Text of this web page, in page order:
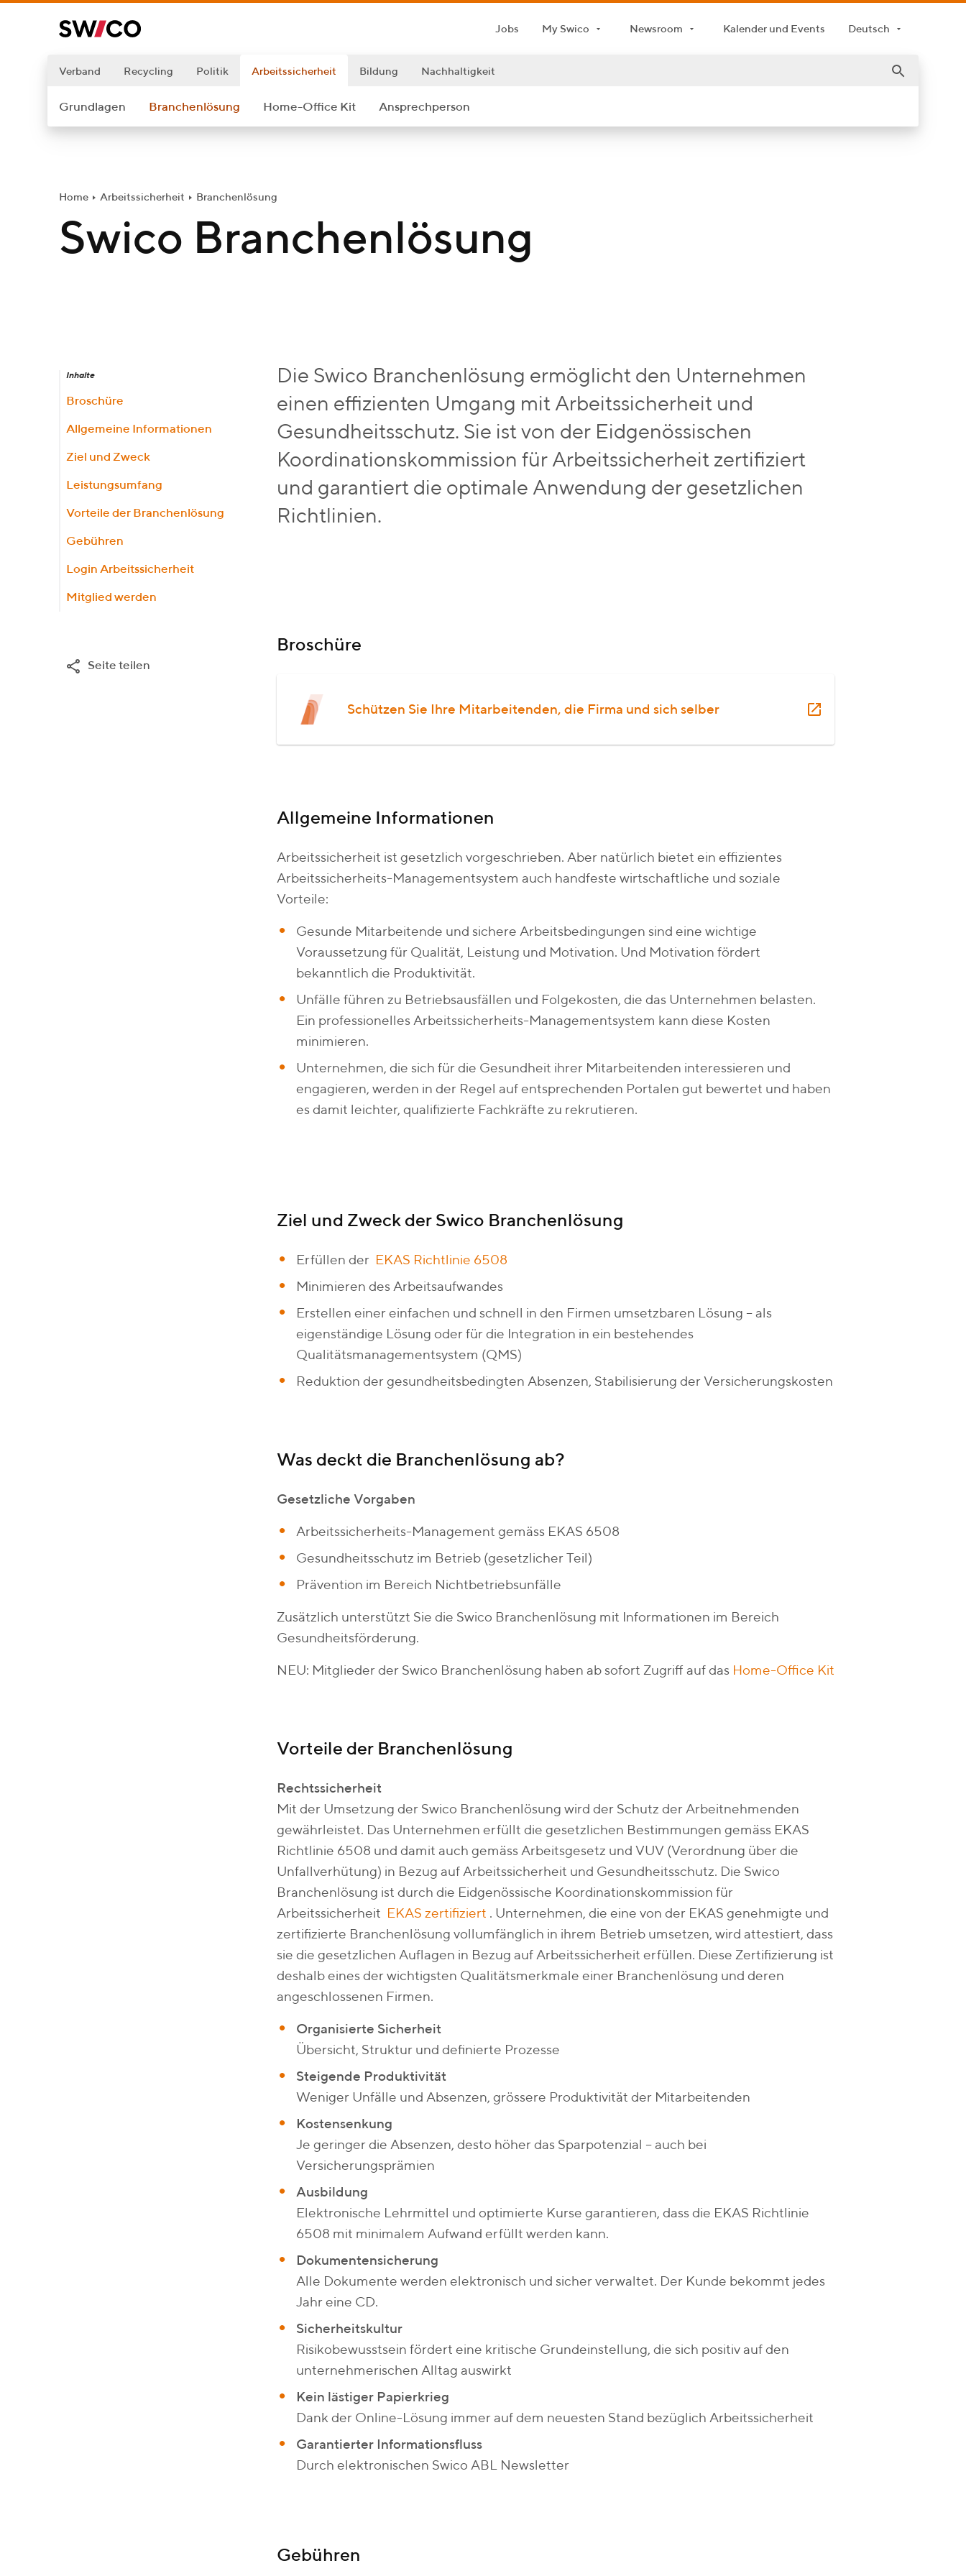
Jobs My Swico Newsroom Kalender und Events Deutsch
Verband Recycling Politik Arbeitssicherheit
Grundlagen Branchenlösung Home-Office Kit An­sprech­per­son
Bildung Nachhaltigkeit
Home Arbeitssicherheit Branchenlösung
Swico Branchenlösung
Inhalte
Broschüre
Allgemeine Informationen
Ziel und Zweck
Leistungsumfang
Vorteile der Branchenlösung
Gebühren
Login Arbeitssicherheit
Mitglied werden
Seite teilen
Die Swico Branchenlösung ermöglicht den Unternehmen
einen effizienten Umgang mit Arbeitssicherheit und
Gesundheitsschutz. Sie ist von der Eidgenössischen
Koordinationskommission für Arbeitssicherheit zertifiziert
und garantiert die optimale Anwendung der gesetzlichen
Richtlinien.
Broschüre
Schützen Sie Ihre Mitarbeitenden, die Firma und sich selber
Allgemeine Informationen
Arbeitssicherheit ist gesetzlich vorgeschrieben. Aber natürlich bietet ein effizientes
Arbeitssicherheits-Managementsystem auch handfeste wirtschaftliche und soziale
Vorteile:
Gesunde Mitarbeitende und sichere Arbeitsbedingungen sind eine wichtige
Voraussetzung für Qualität, Leistung und Motivation. Und Motivation fördert
bekanntlich die Produktivität.
Unfälle führen zu Betriebsausfällen und Folgekosten, die das Unternehmen belasten.
Ein professionelles Arbeitssicherheits-Managementsystem kann diese Kosten
minimieren.
Unternehmen, die sich für die Gesundheit ihrer Mitarbeitenden interessieren und
engagieren, werden in der Regel auf entsprechenden Portalen gut bewertet und haben
es damit leichter, qualifizierte Fachkräfte zu rekrutieren.
Ziel und Zweck der Swico Branchenlösung
Erfüllen der EKAS Richtlinie 6508
Minimieren des Arbeitsaufwandes
Erstellen einer einfachen und schnell in den Firmen umsetzbaren Lösung – als
eigenständige Lösung oder für die Integration in ein bestehendes
Qualitätsmanagementsystem (QMS)
Reduktion der gesundheitsbedingten Absenzen, Stabilisierung der Versicherungskosten
Was deckt die Branchenlösung ab?
Gesetzliche Vorgaben
Arbeitssicherheits-Management gemäss EKAS 6508
Gesundheitsschutz im Betrieb (gesetzlicher Teil)
Prävention im Bereich Nichtbetriebsunfälle
Zusätzlich unterstützt Sie die Swico Branchenlösung mit Informationen im Bereich
Gesundheitsförderung.
NEU: Mitglieder der Swico Branchenlösung haben ab sofort Zugriff auf das Home-Office Kit
Vorteile der Branchenlösung
Rechtssicherheit
Mit der Umsetzung der Swico Branchenlösung wird der Schutz der Arbeitnehmenden
gewährleistet. Das Unternehmen erfüllt die gesetzlichen Bestimmungen gemäss EKAS
Richtlinie 6508 und damit auch gemäss Arbeitsgesetz und VUV (Verordnung über die
Unfallverhütung) in Bezug auf Arbeitssicherheit und Gesundheitsschutz. Die Swico
Branchenlösung ist durch die Eidgenössische Koordinationskommission für
Arbeitssicherheit
EKAS zertifiziert . Unternehmen, die eine von der EKAS genehmigte und
zertifizierte Branchenlösung vollumfänglich in ihrem Betrieb umsetzen, wird attestiert, dass
sie die gesetzlichen Auflagen in Bezug auf Arbeitssicherheit erfüllen. Diese Zertifizierung ist
deshalb eines der wichtigsten Qualitätsmerkmale einer Branchenlösung und deren
angeschlossenen Firmen.
Organisierte Sicherheit
Übersicht, Struktur und definierte Prozesse
Steigende Produktivität
Weniger Unfälle und Absenzen, grössere Produktivität der Mitarbeitenden
Kostensenkung
Je geringer die Absenzen, desto höher das Sparpotenzial – auch bei
Versicherungsprämien
Ausbildung
Elektronische Lehrmittel und optimierte Kurse garantieren, dass die EKAS Richtlinie
6508 mit minimalem Aufwand erfüllt werden kann.
Dokumentensicherung
Alle Dokumente werden elektronisch und sicher verwaltet. Der Kunde bekommt jedes
Jahr eine CD.
Sicherheitskultur
Risikobewusstsein fördert eine kritische Grundeinstellung, die sich positiv auf den
unternehmerischen Alltag auswirkt
Kein lästiger Papierkrieg
Dank der Online-Lösung immer auf dem neuesten Stand bezüglich Arbeitssicherheit
Garantierter Informationsfluss
Durch elektronischen Swico ABL Newsletter
Gebühren